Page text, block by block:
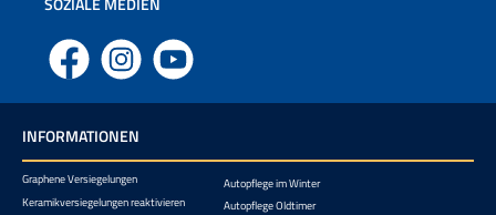
Facebook Instagram YouTube
INFORMATIONEN
Graphene Versiegelungen
Keramikversiegelungen reaktivieren
Autopflege im Winter
Autopflege Oldtimer